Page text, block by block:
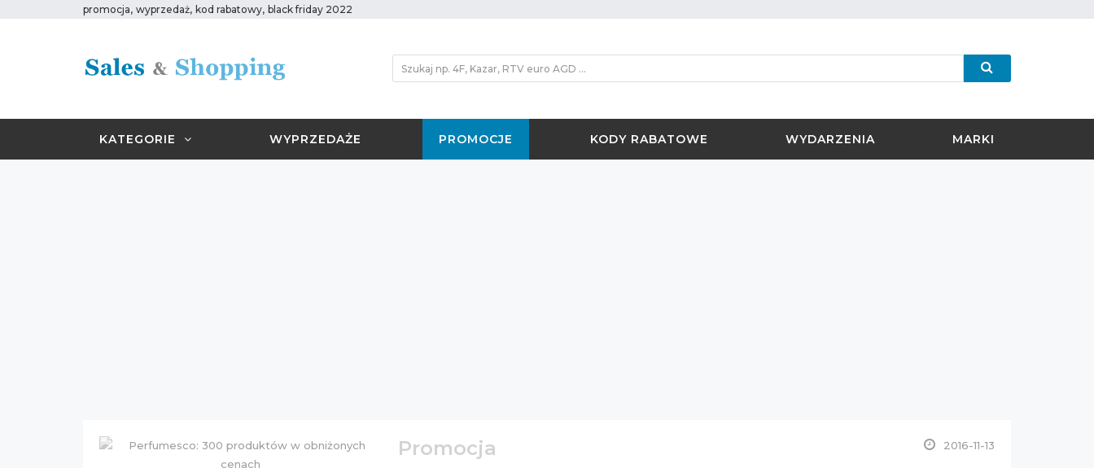
promocja, wyprzedaż, kod rabatowy, black friday 2022
KATEGORIE WYPRZEDAŻE PROMOCJE KODY RABATOWE WYDARZENIA MARKI
Promocja 2016-11-13